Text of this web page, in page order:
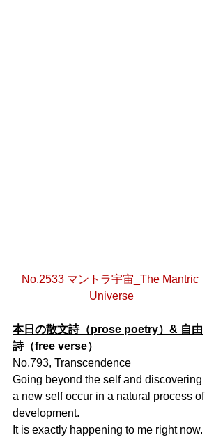
No.2533 マントラ宇宙_The Mantric
Universe
本日の散文詩（prose poetry）& 自由
詩（free verse）
No.793, Transcendence
Going beyond the self and discovering
a new self occur in a natural process of
development.
It is exactly happening to me right now.